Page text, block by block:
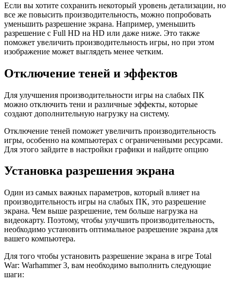
Если вы хотите сохранить некоторый уровень детализации, но
все же повысить производительность, можно попробовать
уменьшить разрешение экрана. Например, уменьшить
разрешение с Full HD на HD или даже ниже. Это также
поможет увеличить производительность игры, но при этом
изображение может выглядеть менее четким.
Отключение теней и эффектов
Для улучшения производительности игры на слабых ПК
можно отключить тени и различные эффекты, которые
создают дополнительную нагрузку на систему.
Отключение теней поможет увеличить производительность
игры, особенно на компьютерах с ограниченными ресурсами.
Для этого зайдите в настройки графики и найдите опцию
Установка разрешения экрана
Один из самых важных параметров, который влияет на
производительность игры на слабых ПК, это разрешение
экрана. Чем выше разрешение, тем больше нагрузка на
видеокарту. Поэтому, чтобы улучшить производительность,
необходимо установить оптимальное разрешение экрана для
вашего компьютера.
Для того чтобы установить разрешение экрана в игре Total
War: Warhammer 3, вам необходимо выполнить следующие
шаги: